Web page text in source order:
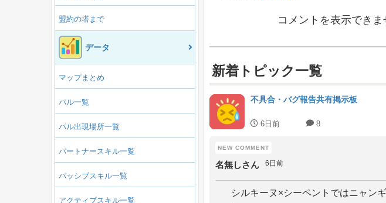
盟約の塔まで
データ
マップまとめ
パル一覧
パル出現場所一覧
パートナースキル一覧
パッシブスキル一覧
アクティブスキル一覧
コメントを表示できま
新着トピック一覧
不具合・バグ報告共有掲示板
6日前 8
名無しさん 6日前
シルキーヌ×シーペントではニャン